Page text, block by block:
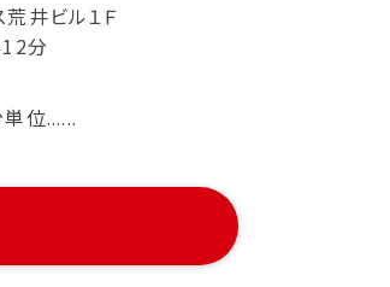
井ビル１Ｆ
分
位......